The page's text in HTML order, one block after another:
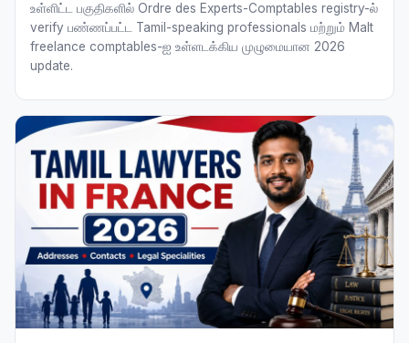
உள்ளிட்ட பகுதிகளில் Ordre des Experts-Comptables registry-ல்
verify பண்ணப்பட்ட Tamil-speaking professionals மற்றும் Malt
freelance comptables-ஐ உள்ளடக்கிய முழுமையான 2026
update.